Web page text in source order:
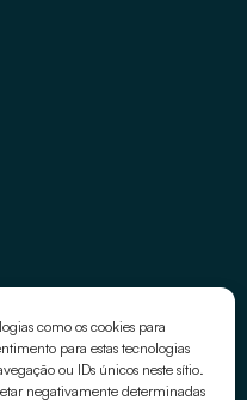
como os cookies para
para estas tecnologias
ou IDs únicos neste sítio.
negativamente determinadas